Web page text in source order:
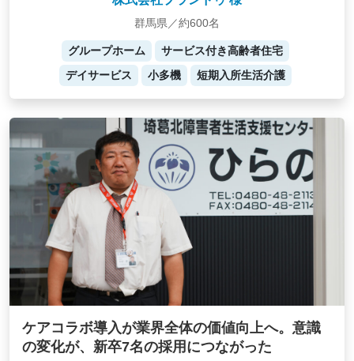
群馬県／約600名
グループホーム
サービス付き高齢者住宅
デイサービス
小多機 短期入所生活介護
ケアコラボ導入が業界全体の価値向上へ。意識
の変化が、新卒7名の採用につながった